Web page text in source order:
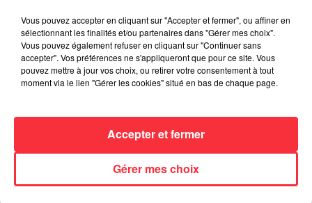
5 août 2026
Queens of the Stone Age lance une ligne
téléphonique pour...
5 août 2026
Linkin Park annonce son arrivée au
Vous pouvez accepter en cliquant sur "Accepter et fermer", ou affiner en
sélectionnant les finalités et/ou partenaires dans "Gérer mes choix".
Vous pouvez également refuser en cliquant sur "Continuer sans
accepter". Vos préférences ne s'appliqueront que pour ce site. Vous
pouvez mettre à jour vos choix, ou retirer votre consentement à tout
moment via le lien "Gérer les cookies" situé en bas de chaque page.
Gérer mes choix
Accepter et fermer